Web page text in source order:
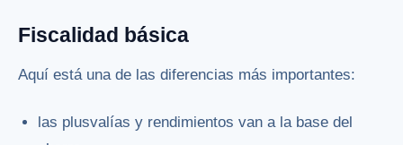
Fiscalidad básica
Aquí está una de las diferencias más importantes:
las plusvalías y rendimientos van a la base del